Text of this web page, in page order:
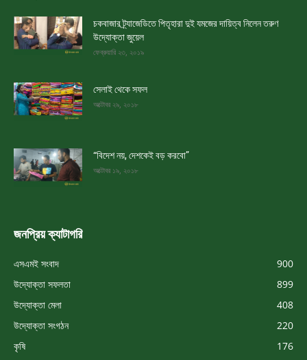
চকবাজার ট্র্যাজেডিতে পিতৃহারা দুই যমজের দায়িত্ব নিলেন তরুণ
উদ্যোক্তা জুয়েল
ফেব্রুয়ারি ২৩, ২০১৯
সেলাই থেকে সফল
অক্টোবর ২৯, ২০১৮
“বিদেশ নয়, দেশকেই বড় করবো”
অক্টোবর ১৯, ২০১৮
জনপ্রিয় ক্যাটাগরি
এসএমই সংবাদ
900
উদ্যোক্তা সফলতা
899
উদ্যোক্তা মেলা
408
উদ্যোক্তা সংগঠন
220
কৃষি
176